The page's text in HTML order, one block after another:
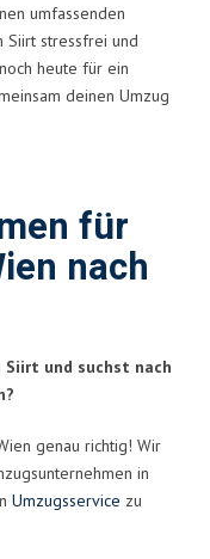
umfassenden
Siirt stressfrei und
noch heute für ein
deinen Umzug
für
nach
Siirt und suchst nach
genau richtig! Wir
in
Umzugsservice zu